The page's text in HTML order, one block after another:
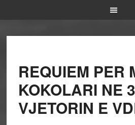
REQUIEM PER
KOKOLARI NE
VJETORIN E